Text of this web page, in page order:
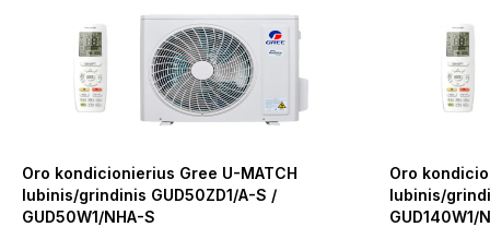
Oro kondicionierius Gree U-MATCH
lubinis/grindinis GUD50ZD1/A-S /
GUD50W1/NHA-S
Oro
lubinis/
GUD140W1/